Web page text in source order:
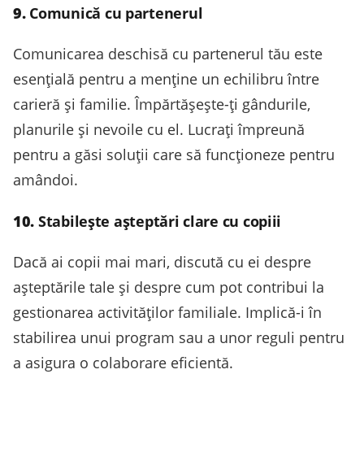
9. Comunică cu partenerul
Comunicarea deschisă cu partenerul tău este
esențială pentru a menține un echilibru între
carieră și familie. Împărtășește-ți gândurile,
planurile și nevoile cu el. Lucrați împreună
pentru a găsi soluții care să funcționeze pentru
amândoi.
10. Stabilește așteptări clare cu copiii
Dacă ai copii mai mari, discută cu ei despre
așteptările tale și despre cum pot contribui la
gestionarea activităților familiale. Implică-i în
stabilirea unui program sau a unor reguli pentru
a asigura o colaborare eficientă.